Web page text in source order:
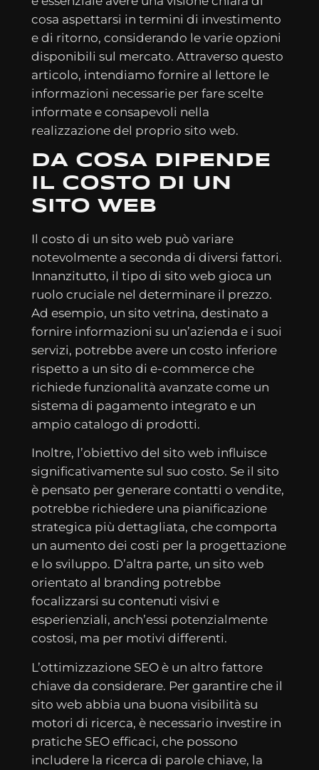
cosa aspettarsi in termini di investimento
e di ritorno, considerando le varie opzioni
disponibili sul mercato. Attraverso questo
articolo, intendiamo fornire al lettore le
informazioni necessarie per fare scelte
informate e consapevoli nella
realizzazione del proprio sito web.
DA COSA DIPENDE
IL COSTO DI UN
SITO WEB
Il costo di un sito web può variare
notevolmente a seconda di diversi fattori.
Innanzitutto, il tipo di sito web gioca un
ruolo cruciale nel determinare il prezzo.
Ad esempio, un sito vetrina, destinato a
fornire informazioni su un’azienda e i suoi
servizi, potrebbe avere un costo inferiore
rispetto a un sito di e-commerce che
richiede funzionalità avanzate come un
sistema di pagamento integrato e un
ampio catalogo di prodotti.
Inoltre, l’obiettivo del sito web influisce
significativamente sul suo costo. Se il sito
è pensato per generare contatti o vendite,
potrebbe richiedere una pianificazione
strategica più dettagliata, che comporta
un aumento dei costi per la progettazione
e lo sviluppo. D’altra parte, un sito web
orientato al branding potrebbe
focalizzarsi su contenuti visivi e
esperienziali, anch’essi potenzialmente
costosi, ma per motivi differenti.
L’ottimizzazione SEO è un altro fattore
chiave da considerare. Per garantire che il
sito web abbia una buona visibilità su
motori di ricerca, è necessario investire in
pratiche SEO efficaci, che possono
includere la ricerca di parole chiave, la